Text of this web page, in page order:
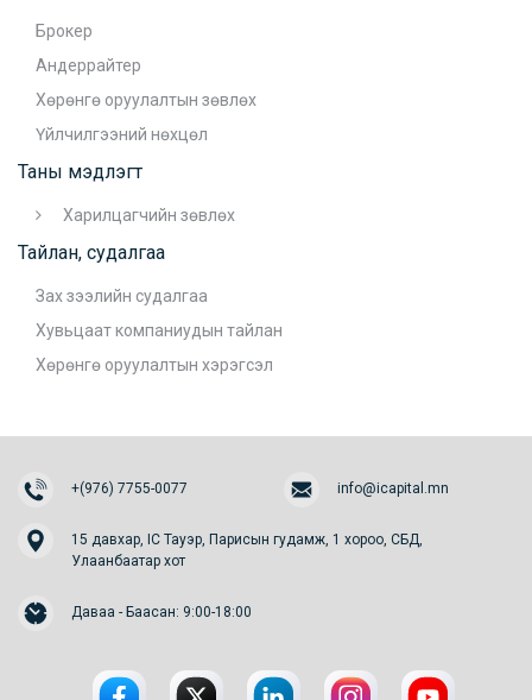
Брокер
Андеррайтер
Хөрөнгө оруулалтын зөвлөх
Үйлчилгээний нөхцөл
Таны мэдлэгт
Харилцагчийн зөвлөх
Тайлан, судалгаа
Зах зээлийн судалгаа
Хувьцаат компаниудын тайлан
Хөрөнгө оруулалтын хэрэгсэл
+(976) 7755-0077 info@icapital.mn
15 давхар, IC Тауэр, Парисын гудамж, 1 хороо, СБД,
Улаанбаатар хот
Даваа - Баасан: 9:00-18:00